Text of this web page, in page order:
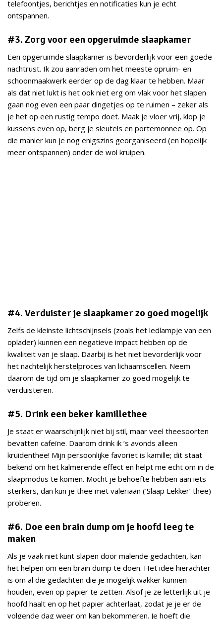
telefoontjes, berichtjes en notificaties kun je echt
ontspannen.
#3. Zorg voor een opgeruimde slaapkamer
Een opgeruimde slaapkamer is bevorderlijk voor een goede
nachtrust. Ik zou aanraden om het meeste opruim- en
schoonmaakwerk eerder op de dag klaar te hebben. Maar
als dat niet lukt is het ook niet erg om vlak voor het slapen
gaan nog even een paar dingetjes op te ruimen – zeker als
je het op een rustig tempo doet. Maak je vloer vrij, klop je
kussens even op, berg je sleutels en portemonnee op. Op
die manier kun je nog enigszins georganiseerd (en hopelijk
meer ontspannen) onder de wol kruipen.
#4. Verduister je slaapkamer zo goed mogelijk
Zelfs de kleinste lichtschijnsels (zoals het ledlampje van een
oplader) kunnen een negatieve impact hebben op de
kwaliteit van je slaap. Daarbij is het niet bevorderlijk voor
het nachtelijk herstelproces van lichaamscellen. Neem
daarom de tijd om je slaapkamer zo goed mogelijk te
verduisteren.
#5. Drink een beker kamillethee
Je staat er waarschijnlijk niet bij stil, maar veel theesoorten
bevatten cafeïne. Daarom drink ik ’s avonds alleen
kruidenthee! Mijn persoonlijke favoriet is kamille; dit staat
bekend om het kalmerende effect en helpt me echt om in de
slaapmodus te komen. Mocht je behoefte hebben aan iets
sterkers, dan kun je thee met valeriaan (‘Slaap Lekker’ thee)
proberen.
#6. Doe een brain dump om je hoofd leeg te
maken
Als je vaak niet kunt slapen door malende gedachten, kan
het helpen om een brain dump te doen. Het idee hierachter
is om al die gedachten die je mogelijk wakker kunnen
houden, even op papier te zetten. Alsof je ze letterlijk uit je
hoofd haalt en op het papier achterlaat, zodat je je er de
volgende dag weer om kan bekommeren. Je hoeft die